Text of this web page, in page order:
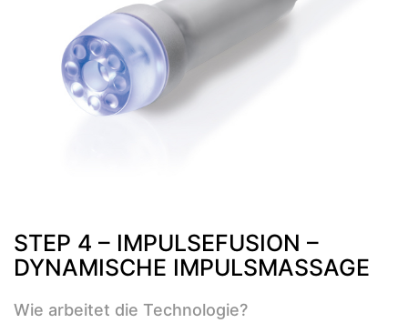
STEP 4 – IMPULSEFUSION –
DYNAMISCHE IMPULSMASSAGE
Wie arbeitet die Technologie?